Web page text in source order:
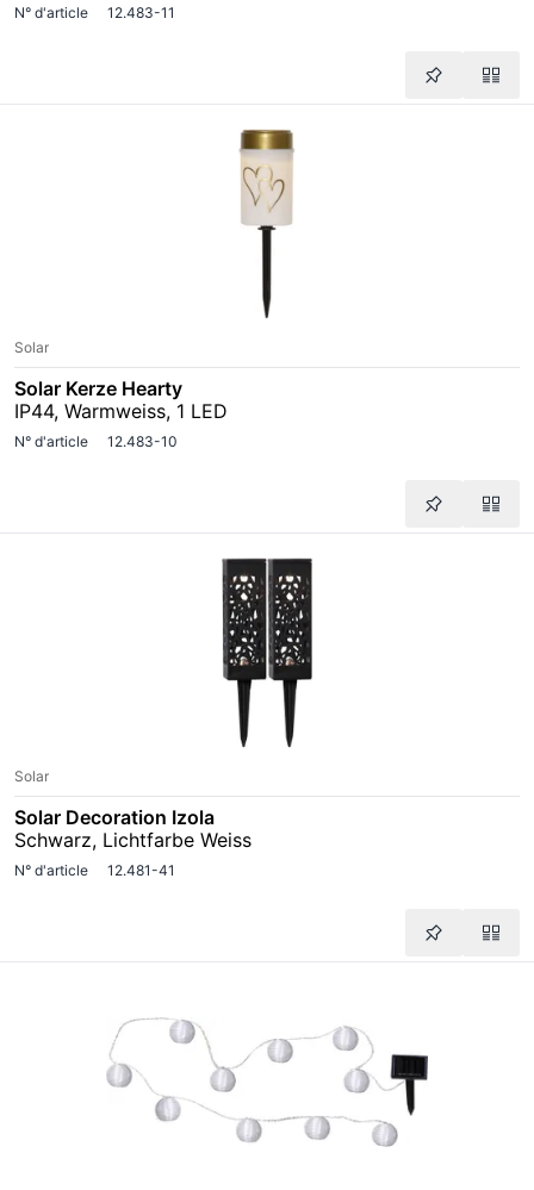
N° d'article 12.483-11
Solar
Solar Kerze Hearty
IP44, Warmweiss, 1 LED
N° d'article 12.483-10
Solar
Solar Decoration Izola
Schwarz, Lichtfarbe Weiss
N° d'article 12.481-41